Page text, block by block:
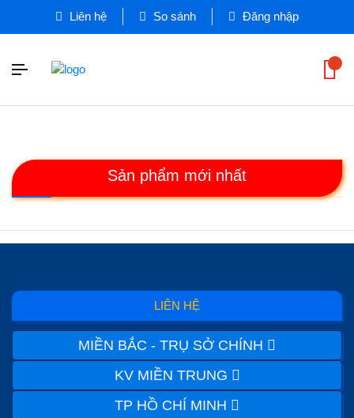
Liên hệ So sánh Đăng nhập
Sản phẩm mới nhất
LIÊN HỆ
MIỀN BẮC - TRỤ SỞ CHÍNH
KV MIỀN TRUNG
TP HỒ CHÍ MINH